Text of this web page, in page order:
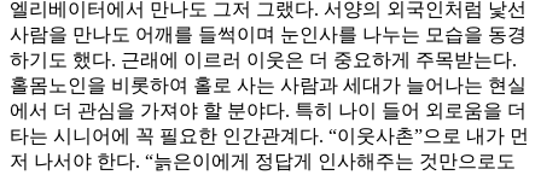
엘리베이터에서 만나도 그저 그랬다. 서양의 외국인처럼 낯선
사람을 만나도 어깨를 들썩이며 눈인사를 나누는 모습을 동경
하기도 했다. 근래에 이르러 이웃은 더 중요하게 주목받는다.
홀몸노인을 비롯하여 홀로 사는 사람과 세대가 늘어나는 현실
에서 더 관심을 가져야 할 분야다. 특히 나이 들어 외로움을 더
타는 시니어에 꼭 필요한 인간관계다. “이웃사촌”으로 내가 먼
저 나서야 한다. “늙은이에게 정답게 인사해주는 것만으로도